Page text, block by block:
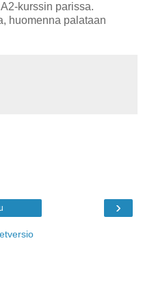
kurssin parissa.
huomenna palataan
›